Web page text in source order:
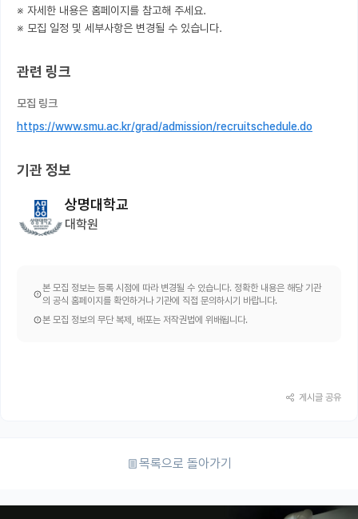
재팬라운지 🌸
※ 자세한 내용은 홈페이지를 참고해 주세요.
※ 모집 일정 및 세부사항은 변경될 수 있습니다.
관련 링크
모집 링크
https://www.smu.ac.kr/grad/admission/recruitschedule.do
기관 정보
상명대학교
대학원
본 모집 정보는 등록 시점에 따라 변경될 수 있습니다. 정확한 내용은 해당 기관
의 공식 홈페이지를 확인하거나 기관에 직접 문의하시기 바랍니다.
본 모집 정보의 무단 복제, 배포는 저작권법에 위배됩니다.
게시글 공유
목록으로 돌아가기